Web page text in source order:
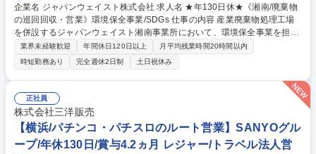
企業名 ジャパンウェイスト株式会社 求人名 ★年130日休★《湘南/廃棄物
の巡回回収・営業》環境保全事業/SDGs 仕事の内容 産業廃棄物処理工場
を併設するジャパンウェイスト湘南事業所において、環境保全事業を担う
営業部に所属頂き、廃棄物処理に関わる様々な営業業務を行っていただき
ます。 〈業務詳細〉 ・廃棄物処理問い合わせに関する顧客対応 ・廃棄物
処理に関する見込み顧客に対する提案営業 ・出張頻度：宿泊を伴う出張は
ほぼなし ・営業は既存顧客8割、新規開拓2割 ・服装：営業時はスラック
ス・ワイシャツなど、現場立会い時は作業服、保護具（ヘルメット）等 募
集職種 ★年130日休★《湘南/廃棄物の巡回回収・営業》環境保全事業/SD
Gs
業界未経験歓迎 年間休日120日以上
月平均残業時間20時間以内
時短勤務あり
完全週休2日制 土日祝休み
正社員
株式会社三洋販売
【横浜/パチンコ・パチスロのルート営業】SANYOグル
ープ/年休130日/賞与4.2ヵ月 レジャー/トラベル法人営